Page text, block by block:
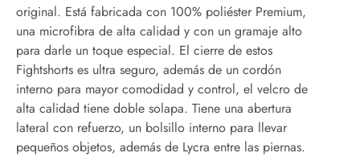
original. Está fabricada con 100% poliéster Premium,
una microfibra de alta calidad y con un gramaje alto
para darle un toque especial. El cierre de estos
Fightshorts es ultra seguro, además de un cordón
interno para mayor comodidad y control, el velcro de
alta calidad tiene doble solapa. Tiene una abertura
lateral con refuerzo, un bolsillo interno para llevar
pequeños objetos, además de Lycra entre las piernas.